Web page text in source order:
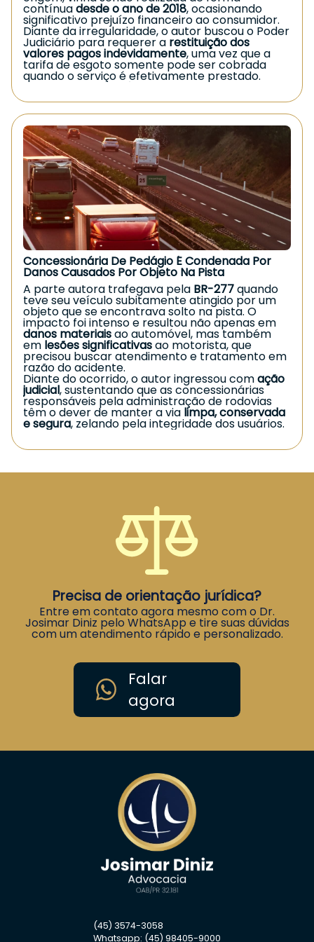
O que fazer se você identificou
cobrança indevida no banco?
Se você também percebeu tarifas
desconhecidas ou descontos injustificados em
sua conta:
Solicite os comprovantes e guarde protocolos
de atendimento;
Documente todos os lançamentos indevidos;
Procure orientação jurídica especializada
para
assegurar seus direitos.
Em muitos casos, a Justiça reconhece o direito à
devolução em dobro e à indenização, garantindo
ao consumidor a reparação adequada.
contínuadesde o ano de 2018, ocasionando
significativo prejuízo financeiro ao consumidor.
Diante da irregularidade, o autor buscou o Poder
Judiciário para requerer a restituição dos
valores pagos indevidamente, uma vez que a
tarifa de esgoto somente pode ser cobrada
quando o serviço é efetivamente prestado.
A Justiça do Paraná acolheu integralmente o
pedido do consumidor, reconhecendo a
ilegalidade da cobrança. A Sanepar foi
valores indevidamente pagos ao longo dos anos,
conforme prevê o Código de Defesa do
Consumidor para situações de cobrança
irregular. Além disso, o juízo fixouindenização
por danos morais, diante do prolongado período
de cobrança indevida e do desrespeito ao
direito básico do consumidor.
Caso você esteja enfrentando situação
semelhante, busque orientação jurídica
especializada.Garantir seus direitos é
fundamental.
Concessionária De Pedágio É Condenada Por
Danos Causados Por Objeto Na Pista
A parte autora trafegava pela BR-277quando
teve seu veículo subitamente atingido por um
objeto que se encontrava solto na pista. O
impacto foi intenso e resultou não apenas em
danos materiaisao automóvel, mas também
em lesões significativasao motorista, que
precisou buscar atendimento e tratamento em
razão do acidente.
Diante do ocorrido, o autor ingressou comação
judicial, sustentando que as concessionárias
responsáveis pela administração de rodovias
têm o dever de manter a via limpa, conservada
e segura, zelando pela integridade dos usuários.
Esse dever inclui a retirada de objetos, detritos e
quaisquer elementos que possam causar
OTribunal de Justiça do Paranáreconheceu a
ao não garantir a segurança da rodovia.
Assim, julgou procedente o pedido e condenou a
empresa ao pagamento deindenização por
danos extrapatrimoniais (danos morais)
A decisão reforça que os usuários das rodovias
pedagiadas têm direito a trafegar em condições
concessionárias respondem pelos riscos
decorrentes da má conservação ou falta de
limpeza da via.
Caso você esteja enfrentando situação
semelhante, busque orientação jurídica
fundamental.
Precisa de orientação jurídica?
Entre em contato agora mesmo com o Dr.
Josimar Diniz pelo WhatsApp e tire suas dúvidas
com um atendimento rápido e personalizado.
Falar
agora
(45) 3574-3058
Whatsapp: (45) 98405-9000